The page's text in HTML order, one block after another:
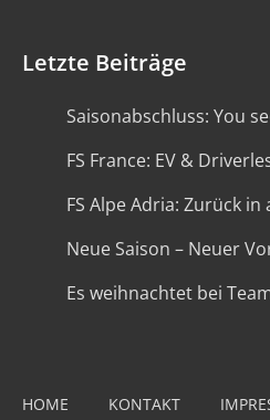
Letzte Beiträge
Saisonabschluss: You
FS France: EV &
FS Alpe Adria: Zurück
Neue Saison – Neuer
Es weihnachtet bei
HOME KONTAKT